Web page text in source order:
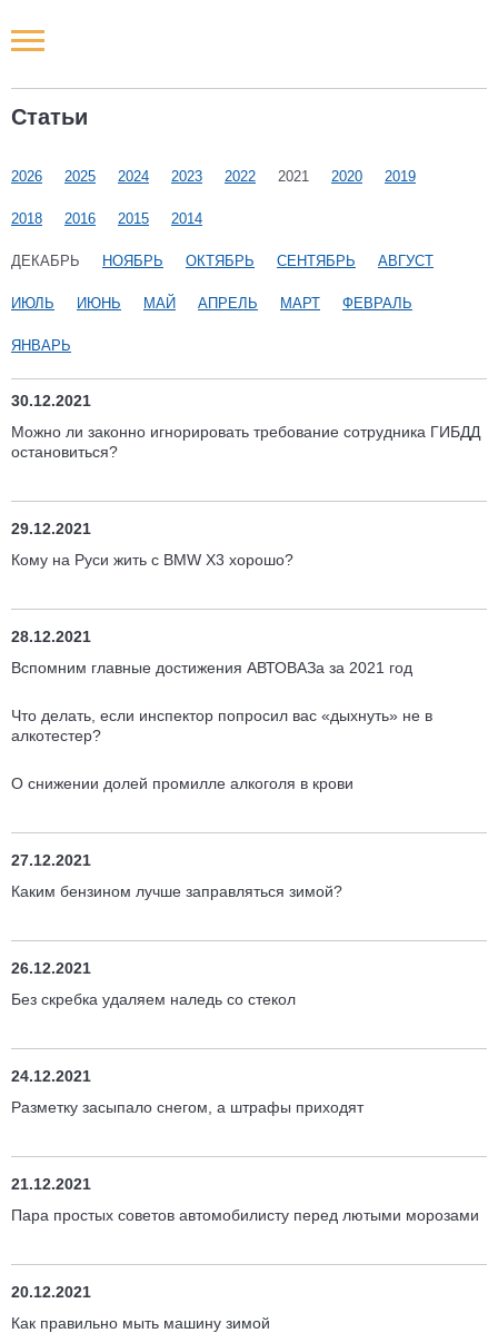
Статьи
2026 2025 2024 2023 2022 2021 2020 2019
2018 2016 2015 2014
ДЕКАБРЬ НОЯБРЬ ОКТЯБРЬ СЕНТЯБРЬ АВГУСТ
ИЮЛЬ ИЮНЬ МАЙ АПРЕЛЬ МАРТ ФЕВРАЛЬ
ЯНВАРЬ
30.12.2021
Можно ли законно игнорировать требование сотрудника ГИБДД
остановиться?
29.12.2021
Кому на Руси жить с BMW X3 хорошо?
28.12.2021
Вспомним главные достижения АВТОВАЗа за 2021 год
Что делать, если инспектор попросил вас «дыхнуть» не в
алкотестер?
О снижении долей промилле алкоголя в крови
27.12.2021
Каким бензином лучше заправляться зимой?
26.12.2021
Без скребка удаляем наледь со стекол
24.12.2021
Разметку засыпало снегом, а штрафы приходят
21.12.2021
Пара простых советов автомобилисту перед лютыми морозами
20.12.2021
Как правильно мыть машину зимой
Новости РФ
Наши мероприятия
Статьи